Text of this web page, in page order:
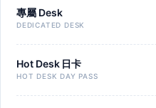
專屬 Desk
DEDICATED DESK
Hot Desk 日卡
HOT DESK DAY PASS